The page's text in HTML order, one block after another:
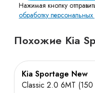
Нажимая кнопку
обработку
Похожие Kia
Kia Sportage New
Classic 2.0 6MT